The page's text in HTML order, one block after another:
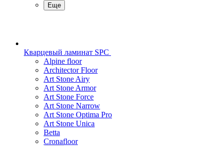
Еще
Кварцевый ламинат SPC
Alpine floor
Architector Floor
Art Stone Airy
Art Stone Armor
Art Stone Force
Art Stone Narrow
Art Stone Optima Pro
Art Stone Unica
Betta
Cronafloor